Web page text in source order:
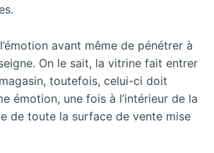
avant même de pénétrer à
On le sait, la vitrine fait entrer
toutefois, celui-ci doit
émotion, une fois à l’intérieur de la
de toute la surface de vente mise